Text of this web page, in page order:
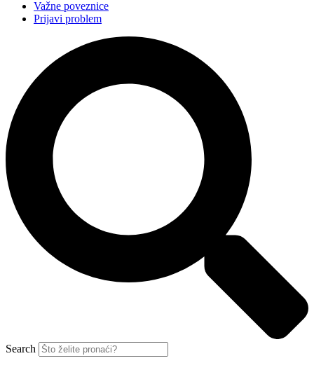
Važne poveznice
Prijavi problem
Search